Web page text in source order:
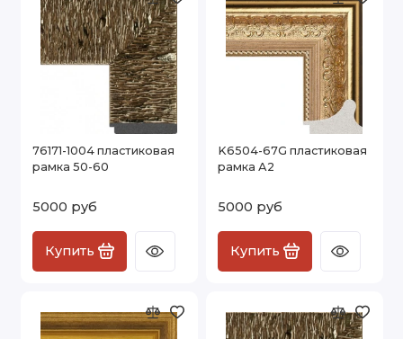
76171-1004 пластиковая
рамка 50-60
5000 руб
Купить
K6504-67G пластиковая
рамка А2
5000 руб
Купить